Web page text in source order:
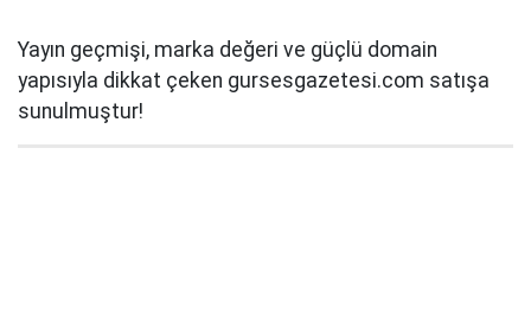
Yayın geçmişi, marka değeri ve güçlü domain
yapısıyla dikkat çeken gursesgazetesi.com satışa
sunulmuştur!